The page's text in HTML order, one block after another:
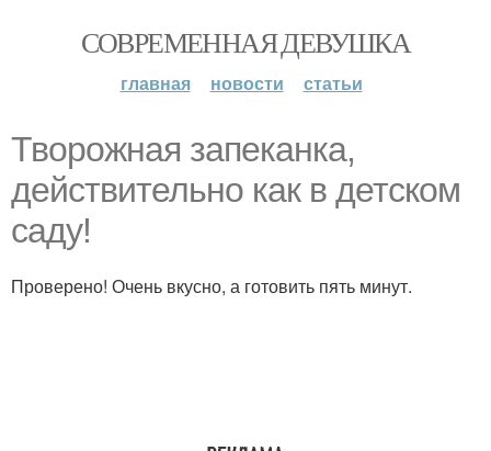
СОВРЕМЕННАЯ ДЕВУШКА
главная новости статьи
Творожная запеканка,
действительно как в детском
саду!
Проверено! Очень вкусно, а готовить пять минут.